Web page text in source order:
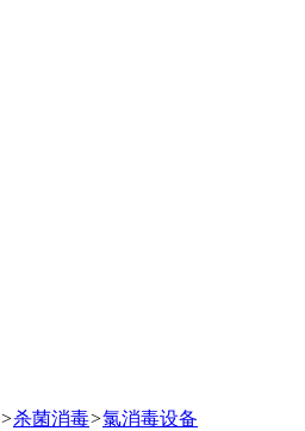
>杀菌消毒>氯消毒设备